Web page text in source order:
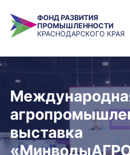
ФОНД РАЗВИТИЯ
ПРОМЫШЛЕННОСТИ
КРАСНОДАРСКОГО КРАЯ
выставка